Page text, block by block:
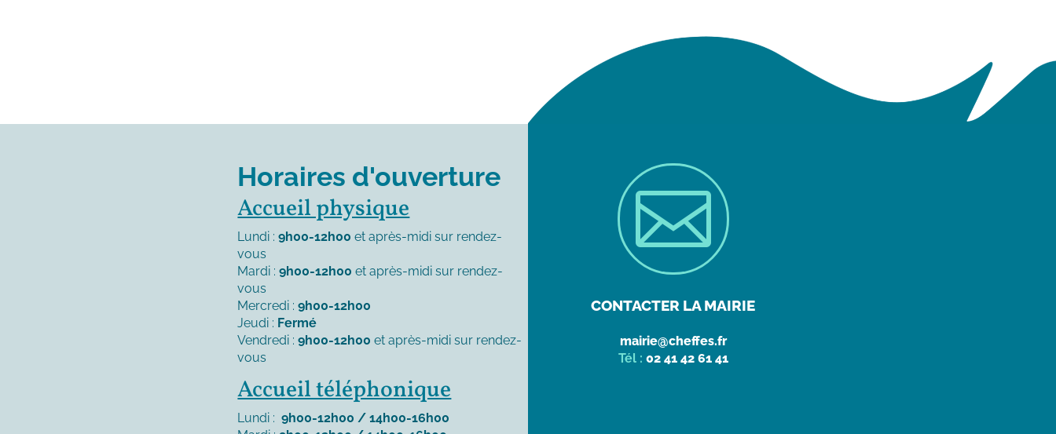
Horaires d'ouverture
Accueil physique
Lundi :9h00-12h00 et après-midi sur rendez-
vous
Mardi :9h00-12h00 et après-midi sur rendez-
vous
Mercredi :9h00-12h00
Jeudi : Fermé
Vendredi :9h00-12h00 et après-midi sur rendez-
vous
Accueil téléphonique
Lundi :9h00-12h00 / 14h00-16h00

CONTACTER LA MAIRIE
mairie@cheffes.fr
Tél : 02 41 42 61 41